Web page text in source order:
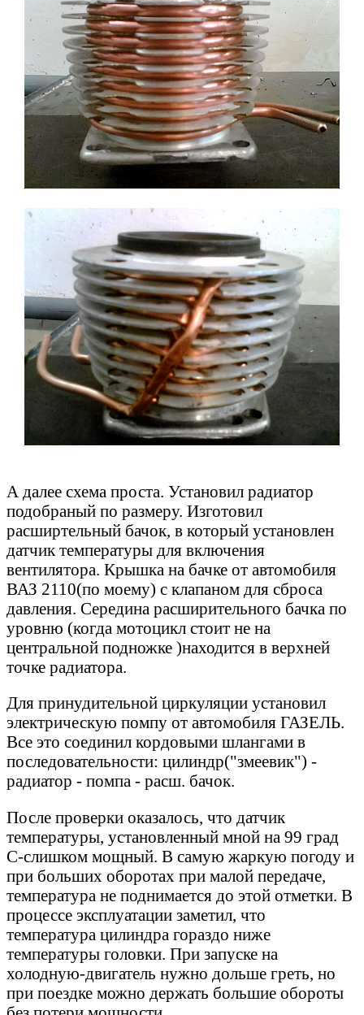
А далее схема проста. Установил радиатор
подобраный по размеру. Изготовил
расширтельный бачок, в который установлен
датчик температуры для включения
вентилятора. Крышка на бачке от автомобиля
ВАЗ 2110(по моему) с клапаном для сброса
давления. Середина расширительного бачка по
уровню (когда мотоцикл стоит не на
центральной подножке )находится в верхней
точке радиатора.
Для принудительной циркуляции установил
электрическую помпу от автомобиля ГАЗЕЛЬ.
Все это соединил кордовыми шлангами в
последовательности: цилиндр("змеевик") -
радиатор - помпа - расш. бачок.
После проверки оказалось, что датчик
температуры, установленный мной на 99 град
С-слишком мощный. В самую жаркую погоду и
при больших оборотах при малой передаче,
температура не поднимается до этой отметки. В
процессе эксплуатации заметил, что
температура цилиндра гораздо ниже
температуры головки. При запуске на
холодную-двигатель нужно дольше греть, но
при поездке можно держать большие обороты